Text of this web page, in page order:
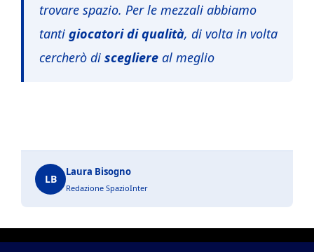
trovare spazio. Per le mezzali abbiamo
tanti giocatori di qualità, di volta in volta
cercherò di scegliere al meglio
LB
Laura Bisogno
Redazione SpazioInter